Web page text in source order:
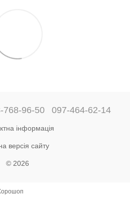
768-96-50 097-464-62-14
інформація
версія сайту
© 2026